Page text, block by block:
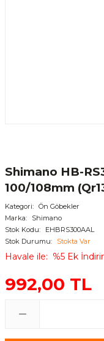
Shimano HB-
100/108mm
Kategori
Ön Göbekler
Marka
Shimano
Stok Kodu
EHBRS300AAL
Stok Durumu
Stokta Var
Havale ile %5 Ek
992,00 TL